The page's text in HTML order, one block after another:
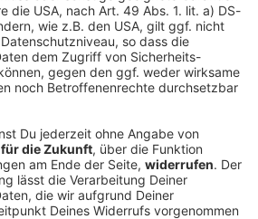
Dürre Regeln für Bio-
stuft die